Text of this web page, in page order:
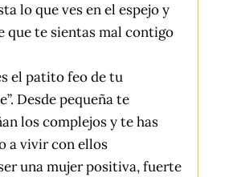
lo que ves en el espejo y
que te sientas mal contigo
el patito feo de tu
Desde pequeña te
los complejos y te has
a vivir con ellos
una mujer positiva, fuerte